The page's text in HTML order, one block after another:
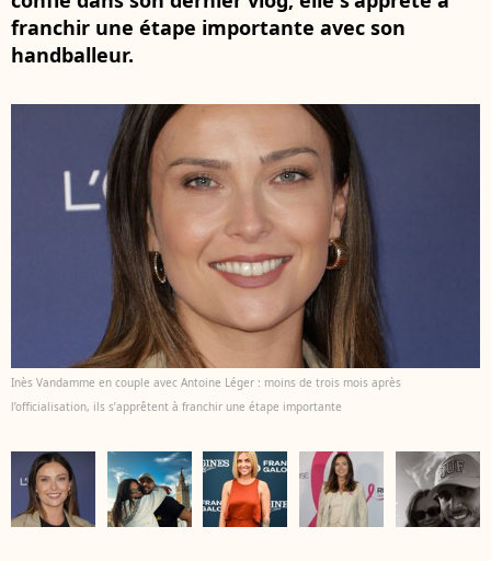
franchir une étape importante avec son
handballeur.
Inès Vandamme en couple avec Antoine Léger : moins de trois mois après
l’officialisation, ils s’apprêtent à franchir une étape importante